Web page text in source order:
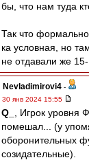
бы, что нам туда
Так что
ка условная, но
не отдавали же 15-
Nevladimirovi4 -
30 янв 2024 15:55
Q_
, Игрок уровня
помешал... (у
оборонительных
созидательные).